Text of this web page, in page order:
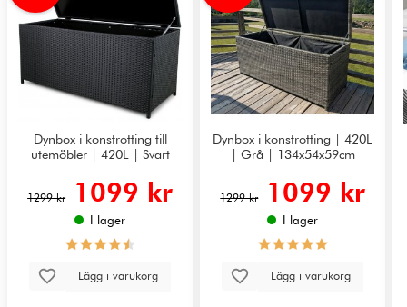
Dynbox i konstrotting till
utemöbler | 420L | Svart
1299 kr 1099 kr
I lager
Lägg i varukorg
Dynbox i konstrotting | 420L
| Grå | 134x54x59cm
1299 kr 1099 kr
I lager
Lägg i varukorg